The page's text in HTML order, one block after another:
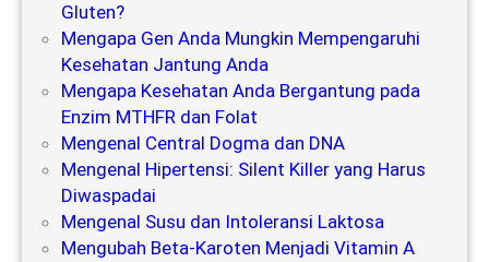
Gluten?
Mengapa Gen Anda Mungkin Mempengaruhi
Kesehatan Jantung Anda
Mengapa Kesehatan Anda Bergantung pada
Enzim MTHFR dan Folat
Mengenal Central Dogma dan DNA
Mengenal Hipertensi: Silent Killer yang Harus
Diwaspadai
Mengenal Susu dan Intoleransi Laktosa
Mengubah Beta-Karoten Menjadi Vitamin A